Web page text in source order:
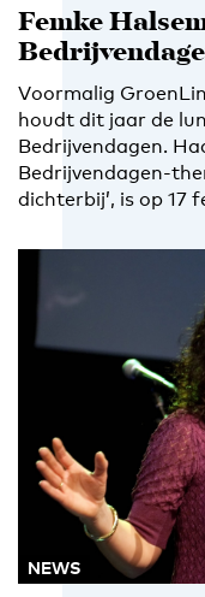
Femke
Voormalig
houdt dit jaar de
Bedrijvendagen.
Bedrijvendagen-
dichterbij’, is op 17
NEWS